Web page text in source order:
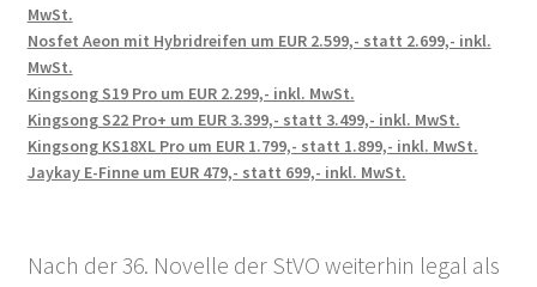
MwSt.
Nosfet Aeon mit Hybridreifen um EUR 2.599,- statt 2.699,- inkl.
MwSt.
Kingsong S19 Pro um EUR 2.299,- inkl. MwSt.
Kingsong S22 Pro+ um EUR 3.399,- statt 3.499,- inkl. MwSt.
Kingsong KS18XL Pro um EUR 1.799,- statt 1.899,- inkl. MwSt.
Jaykay E-Finne um EUR 479,- statt 699,- inkl. MwSt.
Nach der 36. Novelle der StVO weiterhin legal als